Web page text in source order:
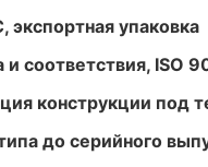
упаковка
соответствия, ISO
конструкции под
до серийного